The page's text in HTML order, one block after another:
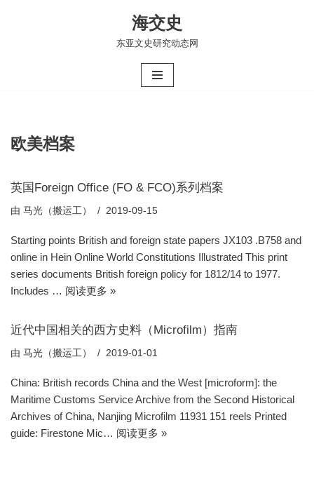
海交史
东亚文史研究动态网
欧美档案
英国Foreign Office (FO & FCO)系列档案
由 马光（搬运工） 2019-09-15
Starting points British and foreign state papers JX103 .B758 and
online in Hein Online World Constitutions Illustrated This print
series documents British foreign policy for 1812/14 to 1977.
Includes … 阅读更多 »
近代中国相关的西方史料（Microfilm）指南
由 马光（搬运工） 2019-01-01
China: British records China and the West [microform]: the
Maritime Customs Service Archive from the Second Historical
Archives of China, Nanjing Microfilm 11931 151 reels Printed
guide: Firestone Mic… 阅读更多 »